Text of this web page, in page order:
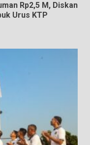
Rp2,5 M, Diskan
Urus KTP